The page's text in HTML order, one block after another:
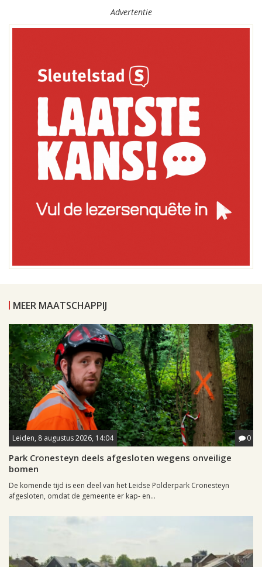
Advertentie
MEER MAATSCHAPPIJ
Leiden, 8 augustus 2026, 14:04 0
Park Cronesteyn deels afgesloten wegens onveilige
bomen
De komende tijd is een deel van het Leidse Polderpark Cronesteyn
afgesloten, omdat de gemeente er kap- en...